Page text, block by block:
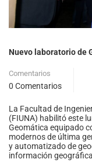
Nuevo laboratorio de
Comentarios
0 Comentarios
La Facultad de
(FIUNA) habilitó este
Geomática equipado
modernos de última
y automatizado de
información